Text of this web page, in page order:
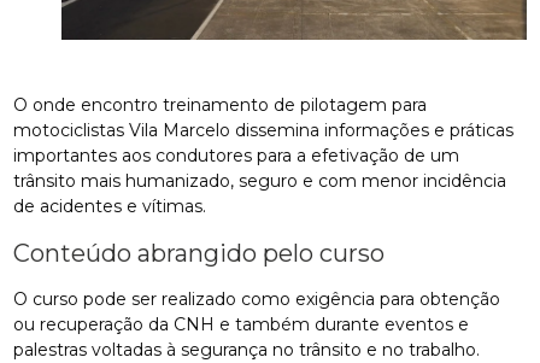
O onde encontro treinamento de pilotagem para
motociclistas Vila Marcelo dissemina informações e práticas
importantes aos condutores para a efetivação de um
trânsito mais humanizado, seguro e com menor incidência
de acidentes e vítimas.
Conteúdo abrangido pelo curso
O curso pode ser realizado como exigência para obtenção
ou recuperação da CNH e também durante eventos e
palestras voltadas à segurança no trânsito e no trabalho.